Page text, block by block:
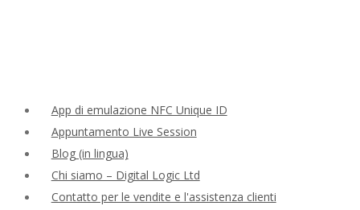
App di emulazione NFC Unique ID
Appuntamento Live Session
Blog (in lingua)
Chi siamo – Digital Logic Ltd
Contatto per le vendite e l'assistenza clienti